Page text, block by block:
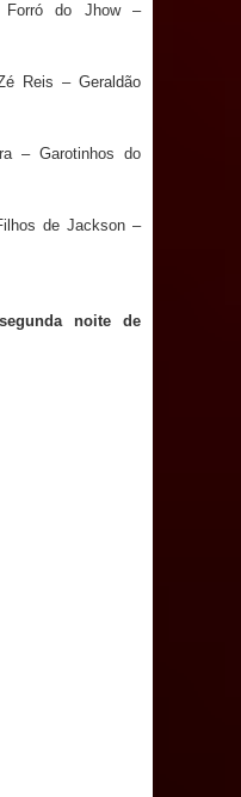
reúne cerca
no maior
dos
do Jhow –
Reis – Geraldão
– Garotinhos do
de Jackson –
noite de